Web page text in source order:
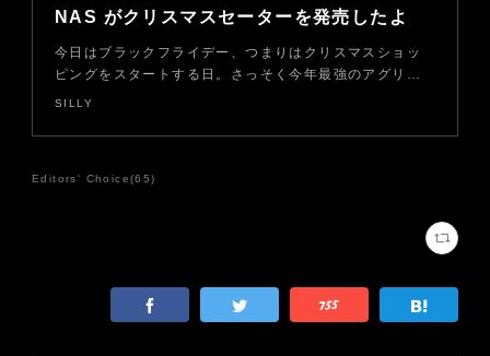
NAS がクリスマスセーターを発売したよ
今日はブラックフライデー、つまりはクリスマスショッ
ピングをスタートする日。さっそく今年最強のアグリ…
SILLY
Editors' Choice(65)